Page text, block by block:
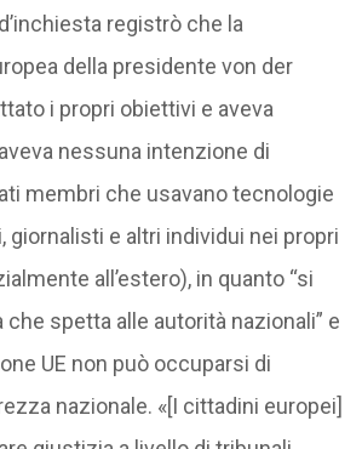
registrò che la
della presidente von der
i propri obiettivi e aveva
nessuna intenzione di
membri che usavano tecnologie
giornalisti e altri individui nei propri
all’estero), in quanto “si
spetta alle autorità nazionali” e
UE non può occuparsi di
nazionale. «[I cittadini europei]